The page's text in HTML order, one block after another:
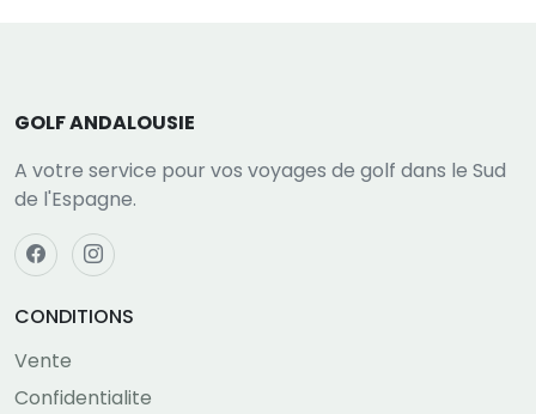
GOLF ANDALOUSIE
A votre service pour vos voyages de golf dans le Sud
de l'Espagne.
CONDITIONS
Vente
Confidentialite